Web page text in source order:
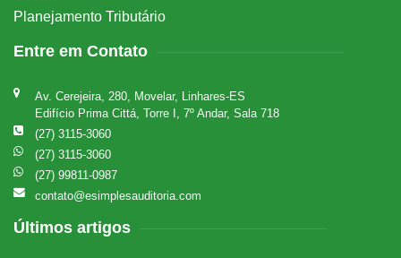
Planejamento Tributário
Entre em Contato
Av. Cerejeira, 280, Movelar, Linhares-ES
Edifício Prima Cittá, Torre I, 7º Andar, Sala 718
(27) 3115-3060
(27) 3115-3060
(27) 99811-0987
contato@esimplesauditoria.com
Últimos artigos